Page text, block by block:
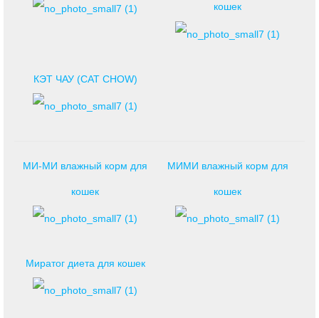
кошек
КЭТ ЧАУ (CAT CHOW)
МИ-МИ влажный корм для
кошек
МИМИ влажный корм для
кошек
Миратог диета для кошек